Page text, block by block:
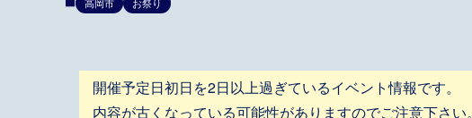
開催予定日初日を2日以上過ぎているイベント情報です。
内容が古くなっている可能性がありますのでご注意下さい。